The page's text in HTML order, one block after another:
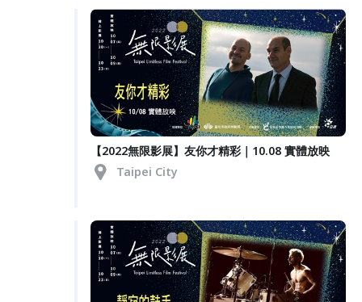
【2022無限影展】友你才精彩｜10.08 實體放映
Taipei City